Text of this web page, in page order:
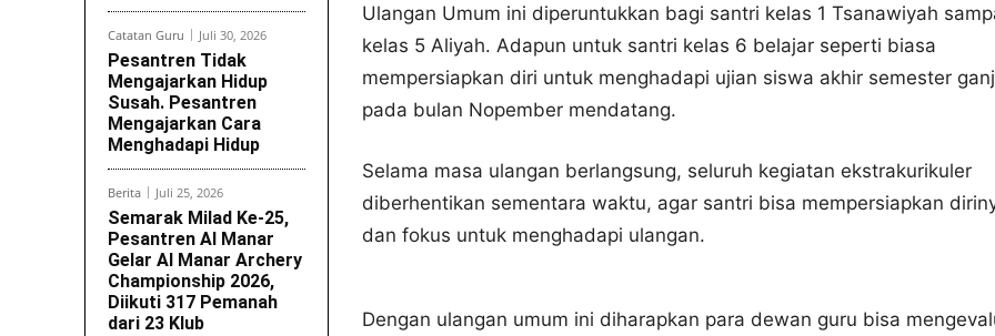
Catatan Guru Juli 30, 2026
Pesantren Tidak
Mengajarkan Hidup
Susah. Pesantren
Mengajarkan Cara
Menghadapi Hidup
Berita Juli 25, 2026
Semarak Milad Ke-25,
Pesantren Al Manar
Gelar Al Manar Archery
Championship 2026,
Diikuti 317 Pemanah
dari 23 Klub
Ulangan Umum ini diperuntukkan bagi santri kelas 1 Tsanawiyah
kelas 5 Aliyah. Adapun untuk santri kelas 6 belajar seperti biasa
mempersiapkan diri untuk menghadapi ujian siswa akhir semester
pada bulan Nopember mendatang.
Selama masa ulangan berlangsung, seluruh kegiatan ekstrakurikuler
diberhentikan sementara waktu, agar santri bisa mempersiapkan
dan fokus untuk menghadapi ulangan.
Dengan ulangan umum ini diharapkan para dewan guru bisa